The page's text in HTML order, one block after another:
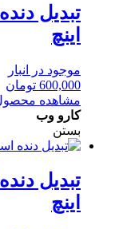
اینچ
موجود در انبار
600,000 تومان
مشاهده
کارو وب
بستن
اینچ